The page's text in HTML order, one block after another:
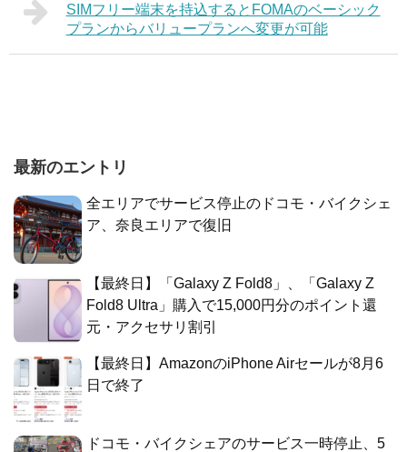
SIMフリー端末を持込するとFOMAのベーシック
プランからバリュープランへ変更が可能
最新のエントリ
全エリアでサービス停止のドコモ・バイクシェ
ア、奈良エリアで復旧
【最終日】「Galaxy Z Fold8」、「Galaxy Z
Fold8 Ultra」購入で15,000円分のポイント還
元・アクセサリ割引
【最終日】AmazonのiPhone Airセールが8月6
日で終了
ドコモ・バイクシェアのサービス一時停止、5